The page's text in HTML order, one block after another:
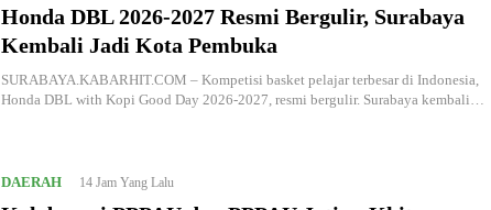
Honda DBL 2026-2027 Resmi Bergulir, Surabaya
Kembali Jadi Kota Pembuka
SURABAYA.KABARHIT.COM – Kompetisi basket pelajar terbesar di Indonesia,
Honda DBL with Kopi Good Day 2026-2027, resmi bergulir. Surabaya kembali…
DAERAH 14 Jam Yang Lalu